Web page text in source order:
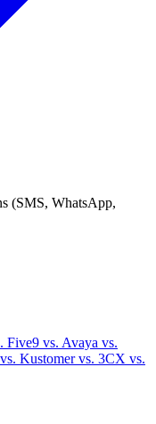
(SMS, WhatsApp,
Five9 vs. Avaya vs.
vs. Kustomervs. 3CX vs.